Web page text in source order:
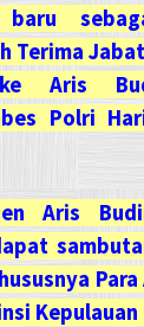
baru
Terima
Aris
Polri
Aris
Kepulauan